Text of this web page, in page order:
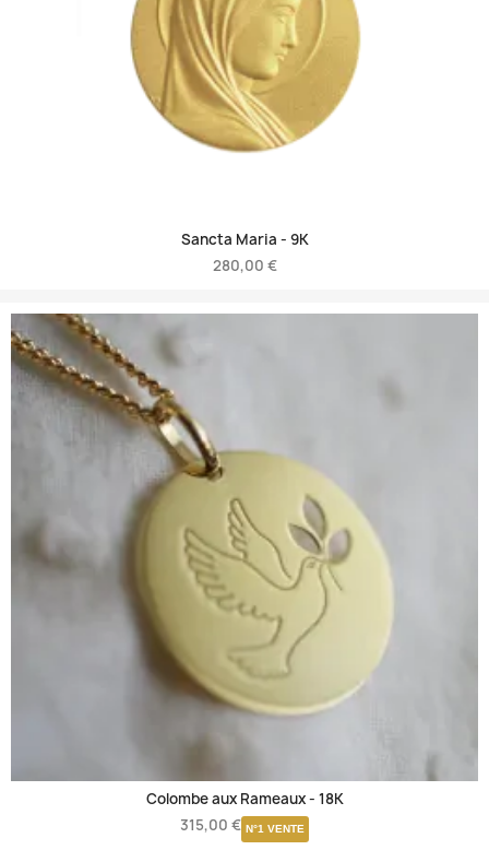
Sancta Maria - 9K
280,00 €
Colombe aux Rameaux - 18K
315,00 € N°1 VENTE